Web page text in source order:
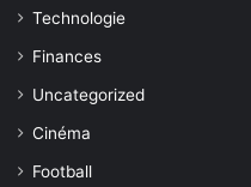
Technologie
Finances
Uncategorized
Cinéma
Football